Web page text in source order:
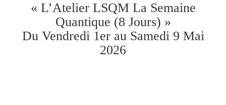
« L’Atelier LSQM La Semaine
Quantique (8 Jours) »
Du Vendredi 1er au Samedi 9 Mai
2026